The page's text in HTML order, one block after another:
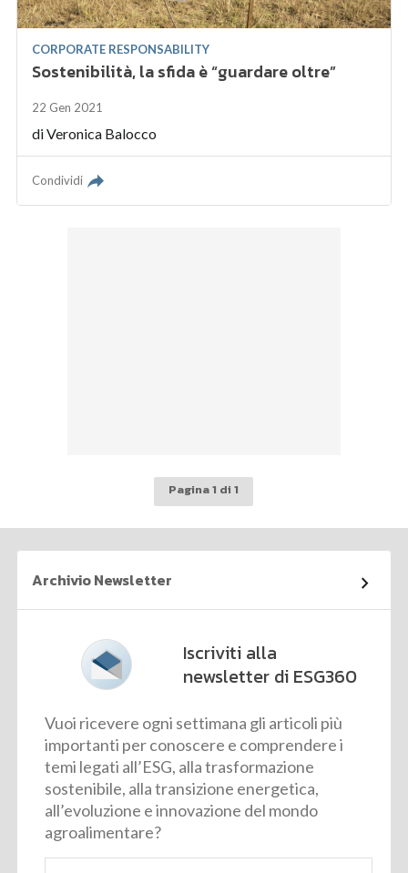
CORPORATE RESPONSABILITY
Sostenibilità, la sfida è “guardare oltre”
22 Gen 2021
diVeronica Balocco
Condividi
Pagina 1 di 1
Archivio Newsletter
Iscriviti alla
newsletter di ESG360
Vuoi ricevere ogni settimana gli articoli più
importanti per conoscere e comprendere i
temi legati all’ESG, alla trasformazione
sostenibile, alla transizione energetica,
all’evoluzione e innovazione del mondo
agroalimentare?